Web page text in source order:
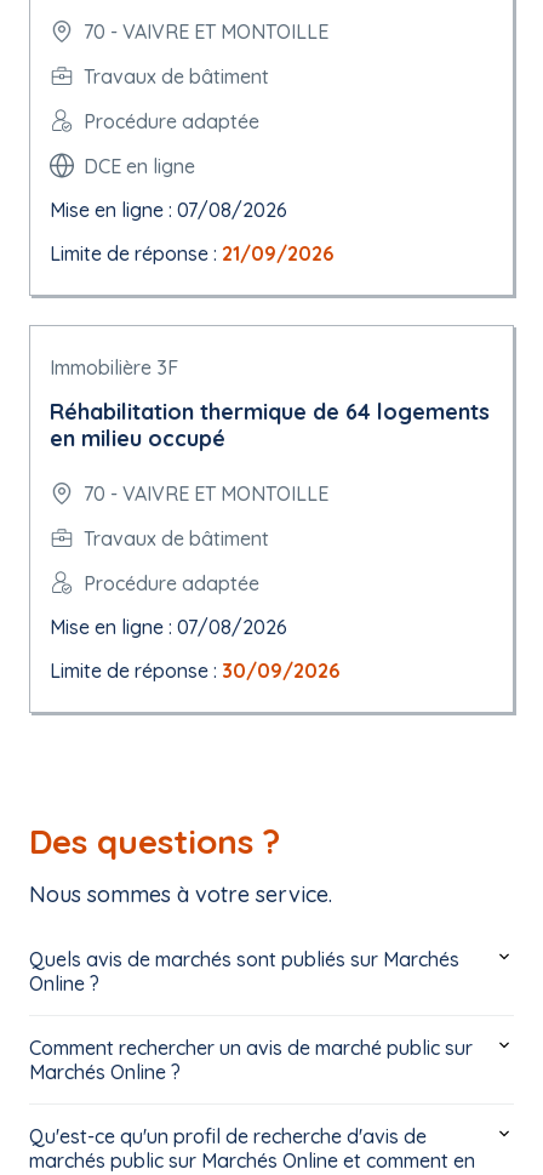
70 - VAIVRE ET MONTOILLE
Travaux de bâtiment
Procédure adaptée
DCE en ligne
Mise en ligne : 07/08/2026
Limite de réponse : 21/09/2026
Immobilière 3F
Réhabilitation thermique de 64 logements
en milieu occupé
70 - VAIVRE ET MONTOILLE
Travaux de bâtiment
Procédure adaptée
Mise en ligne : 07/08/2026
Limite de réponse : 30/09/2026
Des questions ?
Nous sommes à votre service.
Quels avis de marchés sont publiés sur Marchés
Online ?
Comment rechercher un avis de marché public sur
Marchés Online ?
Qu'est-ce qu'un profil de recherche d'avis de
marchés public sur Marchés Online et comment en